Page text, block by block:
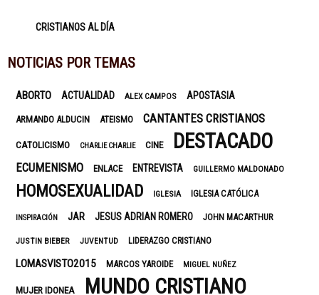
CRISTIANOS AL DÍA
NOTICIAS POR TEMAS
ABORTO ACTUALIDAD ALEX CAMPOS APOSTASIA
ARMANDO ALDUCIN ATEISMO CANTANTES CRISTIANOS
CATOLICISMO CHARLIE CHARLIE CINE DESTACADO
ECUMENISMO ENLACE ENTREVISTA GUILLERMO MALDONADO
HOMOSEXUALIDAD IGLESIA IGLESIA CATÓLICA
INSPIRACIÓN JAR JESUS ADRIAN ROMERO JOHN MACARTHUR
JUSTIN BIEBER JUVENTUD LIDERAZGO CRISTIANO
LOMASVISTO2015 MARCOS YAROIDE MIGUEL NUÑEZ
MUJER IDONEA MUNDO CRISTIANO